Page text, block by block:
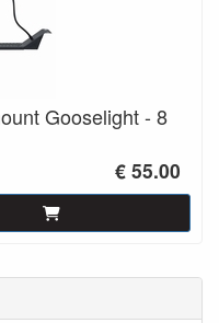
Gooselight - 8
€ 55.00